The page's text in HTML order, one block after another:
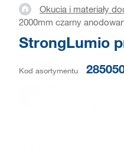
Okucia i materiały
2000mm czarny
StrongLumio
Kod asortymentu